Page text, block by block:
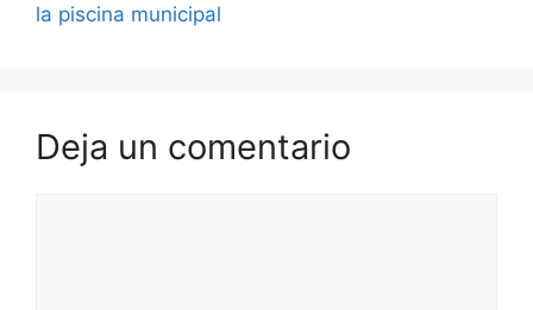
la piscina municipal
Deja un comentario